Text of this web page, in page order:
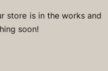
store is in the works and
soon!